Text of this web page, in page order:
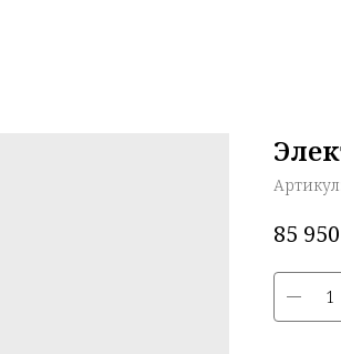
Артикул:
85 950